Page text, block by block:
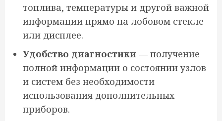
топлива, температуры и другой важной
информации прямо на лобовом стекле
или дисплее.
Удобство диагностики — получение
полной информации о состоянии узлов
и систем без необходимости
использования дополнительных
приборов.